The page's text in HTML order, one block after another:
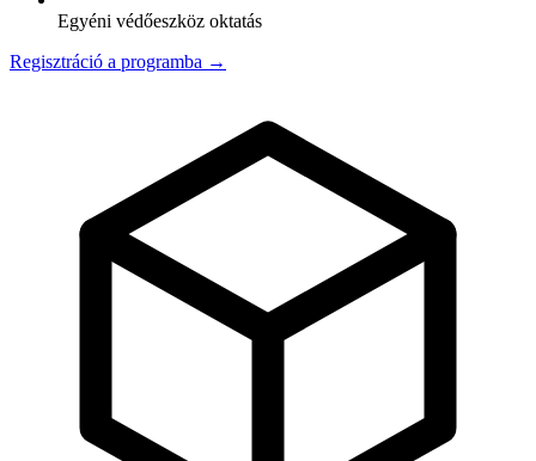
Egyéni védőeszköz oktatás
Regisztráció a programba →